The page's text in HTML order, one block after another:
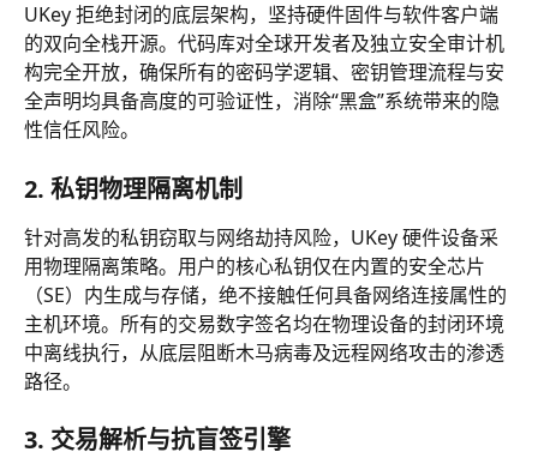
UKey 拒绝封闭的底层架构，坚持硬件固件与软件客户端
的双向全栈开源。代码库对全球开发者及独立安全审计机
构完全开放，确保所有的密码学逻辑、密钥管理流程与安
全声明均具备高度的可验证性，消除“黑盒”系统带来的隐
性信任风险。
2. 私钥物理隔离机制
针对高发的私钥窃取与网络劫持风险，UKey 硬件设备采
用物理隔离策略。用户的核心私钥仅在内置的安全芯片
（SE）内生成与存储，绝不接触任何具备网络连接属性的
主机环境。所有的交易数字签名均在物理设备的封闭环境
中离线执行，从底层阻断木马病毒及远程网络攻击的渗透
路径。
3. 交易解析与抗盲签引擎